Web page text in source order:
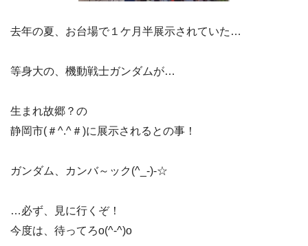
去年の夏、お台場で１ケ月半展示されていた…
等身大の、機動戦士ガンダムが…
生まれ故郷？の
静岡市(＃^.^＃)に展示されるとの事！
ガンダム、カンバ～ック(^_-)-☆
…必ず、見に行くぞ！
今度は、待ってろo(^-^)o